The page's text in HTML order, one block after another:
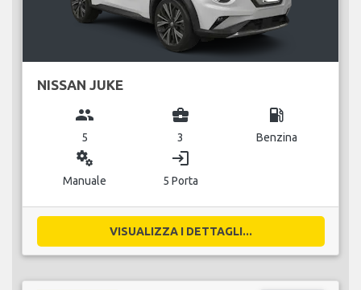
NISSAN JUKE
group
5
business_center
3
local_gas_station
Benzina
miscellaneous_services
Manuale
login
5 Porta
VISUALIZZA I DETTAGLI...